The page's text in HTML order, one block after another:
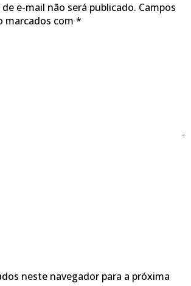
e-mail não será publicado. Campos
marcados com *
neste navegador para a próxima